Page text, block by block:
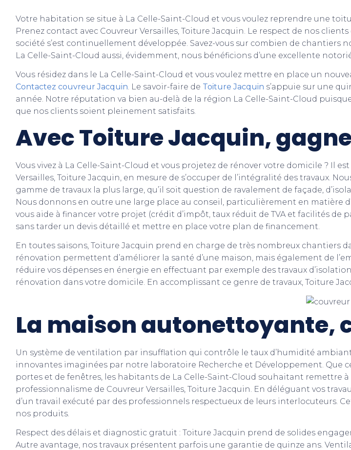
Votre habitation se situe à La Celle-Saint-Cloud et vous voulez reprendre une
Prenez contact avec Couvreur Versailles, Toiture Jacquin. Le respect de nos
société s’est continuellement développée. Savez-vous sur combien de chantiers
La Celle-Saint-Cloud aussi, évidemment, nous bénéficions d’une excellente
Vous résidez dans le La Celle-Saint-Cloud et vous voulez mettre en place un
Contactez couvreur Jacquin. Le savoir-faire de Toiture Jacquin s’appuie sur une
année. Notre réputation va bien au-delà de la région La Celle-Saint-Cloud
que nos clients soient pleinement satisfaits.
Avec Toiture Jacquin,
Vous vivez à La Celle-Saint-Cloud et vous projetez de rénover votre domicile ? Il
Versailles, Toiture Jacquin, en mesure de s’occuper de l’intégralité des travaux.
gamme de travaux la plus large, qu’il soit question de ravalement de façade,
Nous donnons en outre une large place au conseil, particulièrement en matière
vous aide à financer votre projet (crédit d’impôt, taux réduit de TVA et facilités
sans tarder un devis détaillé et mettre en place votre plan de financement.
En toutes saisons, Toiture Jacquin prend en charge de très nombreux chantiers
rénovation permettent d’améliorer la santé d’une maison, mais également de
réduire vos dépenses en énergie en effectuant par exemple des travaux
rénovation dans votre domicile. En accomplissant ce genre de travaux, Toiture
La maison autonettoyante,
Un système de ventilation par insufflation qui contrôle le taux d’humidité
innovantes imaginées par notre laboratoire Recherche et Développement. Que
portes et de fenêtres, les habitants de La Celle-Saint-Cloud souhaitant remettre
professionnalisme de Couvreur Versailles, Toiture Jacquin. En déléguant vos
d’un travail exécuté par des professionnels respectueux de leurs interlocuteurs.
nos produits.
Respect des délais et diagnostic gratuit : Toiture Jacquin prend de solides
Autre avantage, nos travaux présentent parfois une garantie de quinze ans.